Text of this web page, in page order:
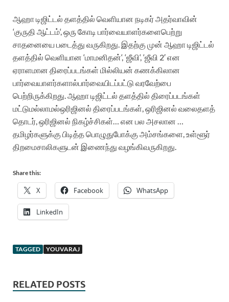
ஆஹாடிஜிட்டல் தளத்தில் வெளியான நடிகர்அதர்வாவின்
‘குருதி ஆட்டம்‘, ஒரு கோடி பார்வையாளர்களைபெற்று
சாதனையை படைத்து வருகிறது இதற்கு முன் ஆஹாடிஜிட்டல்
தளத்தில் வெளியான ‘மாமனிதன்‘, ‘ஜீவி‘, ‘ஜீவி 2′என
ஏராளமான திரைப்படங்கள் மில்லியன் கணக்கிலான
பார்வையாளர்களால்பார்வையிடப்பட்டு வரவேற்பை
பெற்றிருக்கிறது ஆஹாடிஜிட்டல் தளத்தில் திரைப்படங்கள்
மட்டுமல்லாமல்ஒரிஜினல் திரைப்படங்கள் ஒரிஜினல் வலைதளத்
தொடர் ஒரிஜினல் நிகழ்ச்சிகள் என பல அசலான
தமிழர்களுக்கு பிடித்தபொழுதுபோக்கு அம்சங்களை உள்ளூர்
திறமைசாலிகளுடன் இணைந்து வழங்கிவருகிறது
Share this:
X Facebook WhatsApp
LinkedIn
TAGGED YOUVARAJ
RELATED POSTS